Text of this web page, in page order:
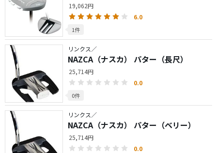
19,062円
6.0
1件
リンクス／
NAZCA（ナスカ） パター（長尺）
25,714円
0.0
0件
リンクス／
NAZCA（ナスカ） パター（ベリー）
25,714円
0.0